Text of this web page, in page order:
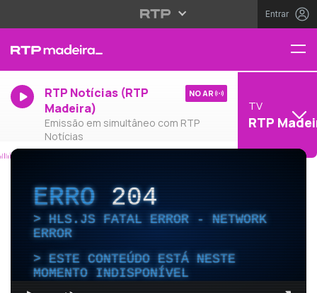
Entrar
RTP Notícias (RTP
Madeira)
Emissão em simultâneo com RTP
Notícias
NO AR
TV
RTP
ERRO204
HLS.JS FATAL ERROR - NETWORK
ERROR
ESTE CONTEÚDO ESTÁ NESTE
MOMENTO INDISPONÍVEL